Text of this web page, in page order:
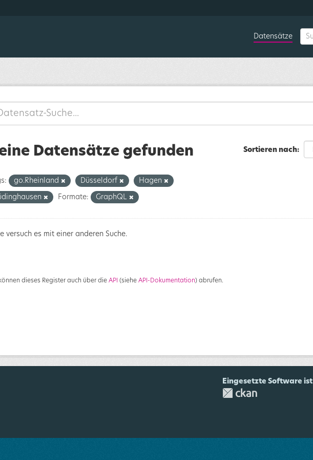
Datensätze
Sortieren nach
Datensätze gefunden
go.Rheinland Düsseldorf Hagen
Formate: GraphQL
versuch es mit einer anderen Suche.
dieses Register auch über die API (siehe API-Dokumentation) abrufen.
Eingesetzte Software ist